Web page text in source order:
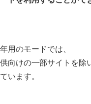
用のモードでは、
向けの一部サイトを除
います。